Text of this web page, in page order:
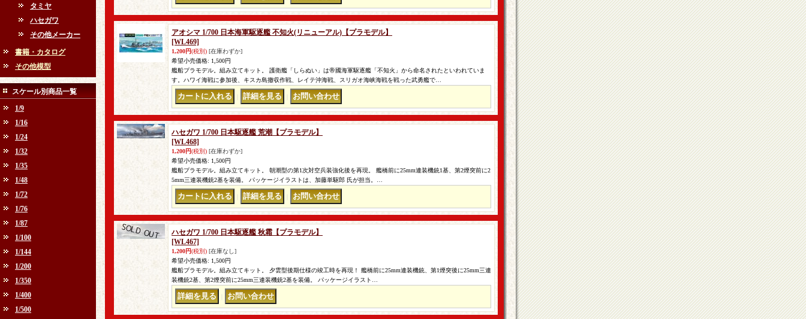
タミヤ
ハセガワ
その他メーカー
書籍・カタログ
その他模型
スケール別商品一覧
1/9
1/16
1/24
1/32
1/35
1/48
1/72
1/76
1/87
1/100
1/144
1/200
1/350
1/400
1/500
アオシマ 1/700 日本海軍駆逐艦 不知火(リニューアル)【プラモデル】
[WL469]
1,200円(税別) [在庫わずか]
希望小売価格: 1,500円
艦船プラモデル。組み立てキット。 護衛艦「しらぬい」は帝國海軍駆逐艦「不知火」から命名されたといわれていま
す。ハワイ海戦に参加後、キスカ島撤収作戦、レイテ沖海戦、スリガオ海峡海戦を戦った武勇艦で…
ハセガワ 1/700 日本駆逐艦 荒潮【プラモデル】
[WL468]
1,200円(税別) [在庫わずか]
希望小売価格: 1,500円
艦船プラモデル。組み立てキット。 朝潮型の第1次対空兵装強化後を再現。 艦橋前に25mm連装機銃1基、第2煙突前に2
5mm三連装機銃2基を装備。 パッケージイラストは、加藤単駆郎 氏が担当。…
ハセガワ 1/700 日本駆逐艦 秋霜【プラモデル】
[WL467]
1,200円(税別) [在庫なし]
希望小売価格: 1,500円
艦船プラモデル。組み立てキット。 夕雲型後期仕様の竣工時を再現！ 艦橋前に25mm連装機銃、第1煙突後に25mm三連
装機銃2基、第2煙突前に25mm三連装機銃2基を装備。 パッケージイラスト…